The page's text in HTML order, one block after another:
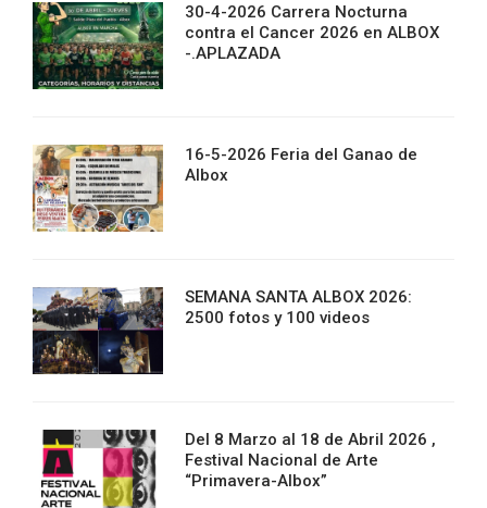
30-4-2026 Carrera Nocturna
contra el Cancer 2026 en ALBOX
-.APLAZADA
16-5-2026 Feria del Ganao de
Albox
SEMANA SANTA ALBOX 2026:
2500 fotos y 100 videos
Del 8 Marzo al 18 de Abril 2026 ,
Festival Nacional de Arte
“Primavera-Albox”